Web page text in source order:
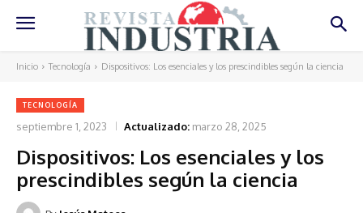
Inicio Tecnología Dispositivos: Los esenciales y los prescindibles según la ciencia
TECNOLOGÍA
septiembre 1, 2023 Actualizado: marzo 28, 2025
Dispositivos: Los esenciales y los
prescindibles según la ciencia